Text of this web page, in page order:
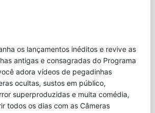
os lançamentos inéditos e revive as
antigas e consagradas do Programa
adora vídeos de pegadinhas
ocultas, sustos em público,
superproduzidas e muita comédia,
todos os dias com as Câmeras